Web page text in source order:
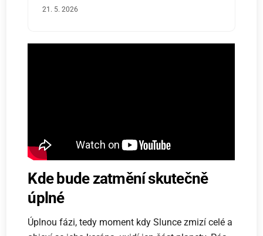
21. 5. 2026
Kde bude zatmění skutečně
úplné
Úplnou fázi, tedy moment kdy Slunce zmizí celé a